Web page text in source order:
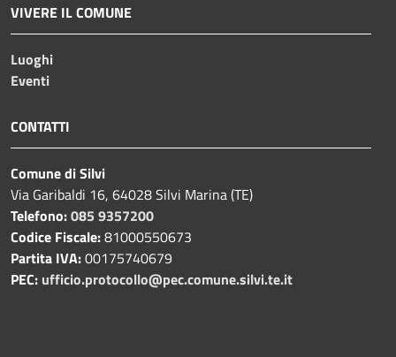
VIVERE IL COMUNE
Luoghi
Eventi
CONTATTI
Comune di Silvi
Via Garibaldi 16, 64028 Silvi Marina (TE)
Telefono:085 9357200
Codice Fiscale:81000550673
Partita IVA:00175740679
PEC: ufficio.protocollo@pec.comune.silvi.te.it